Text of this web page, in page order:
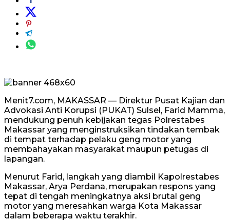
Menit7.com, MAKASSAR — Direktur Pusat Kajian dan
Advokasi Anti Korupsi (PUKAT) Sulsel, Farid Mamma,
mendukung penuh kebijakan tegas Polrestabes
Makassar yang menginstruksikan tindakan tembak
di tempat terhadap pelaku geng motor yang
membahayakan masyarakat maupun petugas di
lapangan.
Menurut Farid, langkah yang diambil Kapolrestabes
Makassar, Arya Perdana, merupakan respons yang
tepat di tengah meningkatnya aksi brutal geng
motor yang meresahkan warga Kota Makassar
dalam beberapa waktu terakhir.